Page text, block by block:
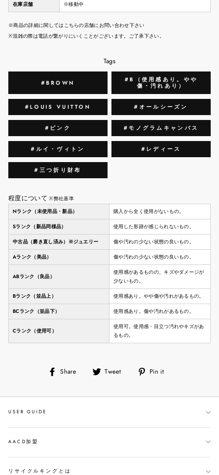
在庫店舗 ※移動中
※商品の詳細に関してはこちらの店舗にお問い合わせ下さい
※混雑の際は電話が繋がりにいくことがございます。ご了承下さい。
Tags
#BROWN
#B（使用感あり。やや
傷・汚れあり）
#LOUIS VUITTON #オールシーズン
#ピンク #モノグラムキャンバス
#ルイ・ヴィトン #レディース
#三つ折り財布
程度について ※弊社基準
Nランク（未使用品・新品）
購入から全く使用がないもの。
Sランク（新品同様品） 使用した形跡が感じられないもの。
中古品（磨き直し済み）※ジュエリー 傷や汚れの少ない状態の良いもの。
Aランク（美品） 傷や汚れの少ない状態の良いもの。
ABランク（良品）
使用感があるものの、キズやダメージが
少ないもの。
Bランク（並品上） 使用感あり。やや傷や汚れがあるもの。
BCランク（並品下） 使用感あり。傷や汚れがあるもの。
Cランク（使用可）
使用可。使用感・目立つ汚れやキズがあ
るもの。
Share
Share Tweet
Tweet Pin it
USER GUIDE
AACD加盟
リサイクルキングとは